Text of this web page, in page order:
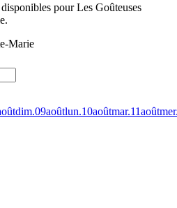
pour Les Goûteuses
Marie
dim.09aoûtlun.10aoûtmar.11août